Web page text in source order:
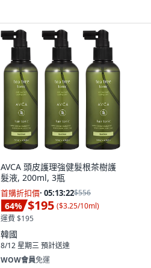
AVCA 頭皮護理強健髮根茶樹護
髮液, 200ml, 3瓶
首購折扣價· 05:13:21$556
64% $195 ($3.25/10ml)
運費 $195
韓國
8/12 星期三預計送達
WOW會員免運